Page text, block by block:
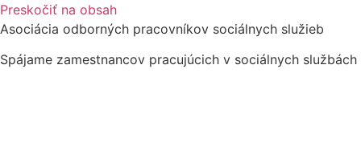
Preskočiť na obsah
Asociácia odborných pracovníkov sociálnych služieb
Spájame zamestnancov pracujúcich v sociálnych službách